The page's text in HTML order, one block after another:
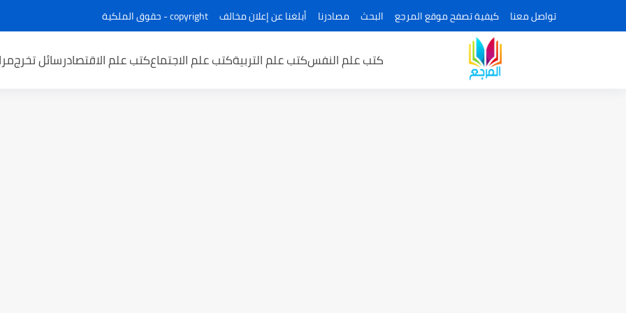
تواصل معنا كيفية تصفح موقع المرجع البحث مصادرنا أبلغنا عن إعلان مخالف copyright - حقوق الملكية
كتب علم النفسكتب علم التربيةكتب علم الاجتماعكتب علم الاقتصادرسائل تخرج